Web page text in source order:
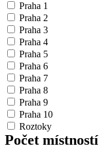
Praha 1
Praha 2
Praha 3
Praha 4
Praha 5
Praha 6
Praha 7
Praha 8
Praha 9
Praha 10
Roztoky
Počet místností